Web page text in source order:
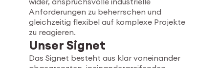
Anforderungen zu beherrschen und
gleichzeitig flexibel auf komplexe Projekte
zu reagieren.
Unser Signet
Das Signet besteht aus klar voneinander